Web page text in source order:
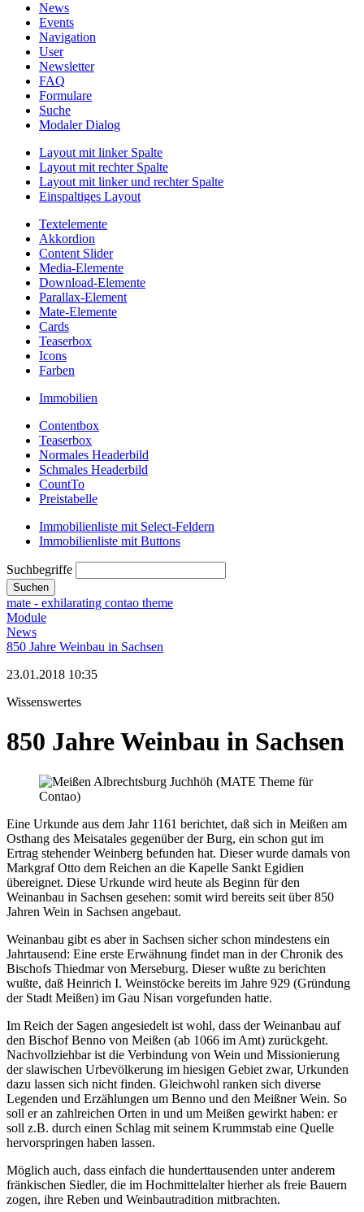
News
Events
Navigation
User
Newsletter
FAQ
Formulare
Suche
Modaler Dialog
Layout mit linker Spalte
Layout mit rechter Spalte
Layout mit linker und rechter Spalte
Einspaltiges Layout
Textelemente
Akkordion
Content Slider
Media-Elemente
Download-Elemente
Parallax-Element
Mate-Elemente
Cards
Teaserbox
Icons
Farben
Immobilien
Contentbox
Teaserbox
Normales Headerbild
Schmales Headerbild
CountTo
Preistabelle
Immobilienliste mit Select-Feldern
Immobilienliste mit Buttons
Suchbegriffe
Suchen
mate - exhilarating contao theme
Module
News
850 Jahre Weinbau in Sachsen
23.01.2018 10:35
Wissenswertes
850 Jahre Weinbau in Sachsen
Eine Urkunde aus dem Jahr 1161 berichtet, daß sich in Meißen am
Osthang des Meisatales gegenüber der Burg, ein schon gut im
Ertrag stehender Weinberg befunden hat. Dieser wurde damals von
Markgraf Otto dem Reichen an die Kapelle Sankt Egidien
übereignet. Diese Urkunde wird heute als Beginn für den
Weinanbau in Sachsen gesehen: somit wird bereits seit über 850
Jahren Wein in Sachsen angebaut.
Weinanbau gibt es aber in Sachsen sicher schon mindestens ein
Jahrtausend: Eine erste Erwähnung findet man in der Chronik des
Bischofs Thiedmar von Merseburg. Dieser wußte zu berichten
wußte, daß Heinrich I. Weinstöcke bereits im Jahre 929 (Gründung
der Stadt Meißen) im Gau Nisan vorgefunden hatte.
Im Reich der Sagen angesiedelt ist wohl, dass der Weinanbau auf
den Bischof Benno von Meißen (ab 1066 im Amt) zurückgeht.
Nachvollziehbar ist die Verbindung von Wein und Missionierung
der slawischen Urbevölkerung im hiesigen Gebiet zwar, Urkunden
dazu lassen sich nicht finden. Gleichwohl ranken sich diverse
Legenden und Erzählungen um Benno und den Meißner Wein. So
soll er an zahlreichen Orten in und um Meißen gewirkt haben: er
soll z.B. durch einen Schlag mit seinem Krummstab eine Quelle
hervorspringen haben lassen.
Möglich auch, dass einfach die hunderttausenden unter anderem
fränkischen Siedler, die im Hochmittelalter hierher als freie Bauern
zogen, ihre Reben und Weinbautradition mitbrachten.